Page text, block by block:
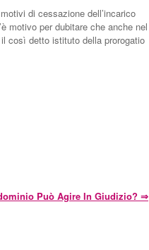
di cessazione dell’incarico
motivo per dubitare che anche nel
così detto istituto della prorogatio
Può Agire In Giudizio? ⇒